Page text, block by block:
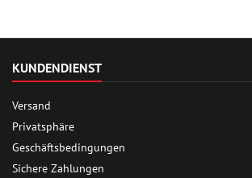
KUNDENDIENST
Versand
Privatsphäre
Geschäftsbedingungen
Sichere Zahlungen